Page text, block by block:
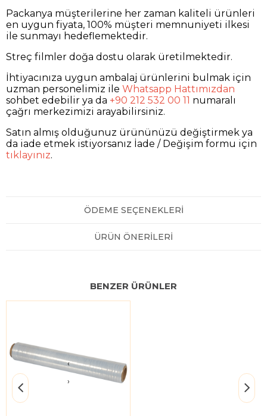
Packanya müşterilerine her zaman kaliteli ürünleri
en uygun fiyata, 100% müşteri memnuniyeti ilkesi
ile sunmayı hedeflemektedir.
Streç filmler doğa dostu olarak üretilmektedir.
İhtiyacınıza uygun ambalaj ürünlerini bulmak için
uzman personelimiz ile Whatsapp Hattımızdan
sohbet edebilir ya da +90 212 532 00 11 numaralı
çağrı merkezimizi arayabilirsiniz.
Satın almış olduğunuz ürününüzü değiştirmek ya
da iade etmek istiyorsanız İade / Değişim formu için
tıklayınız.
ÖDEME SEÇENEKLERI
ÜRÜN ÖNERILERI
BENZER ÜRÜNLER
‹
›